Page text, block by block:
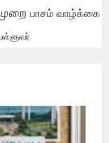
பாசம் வாழ்க்கை